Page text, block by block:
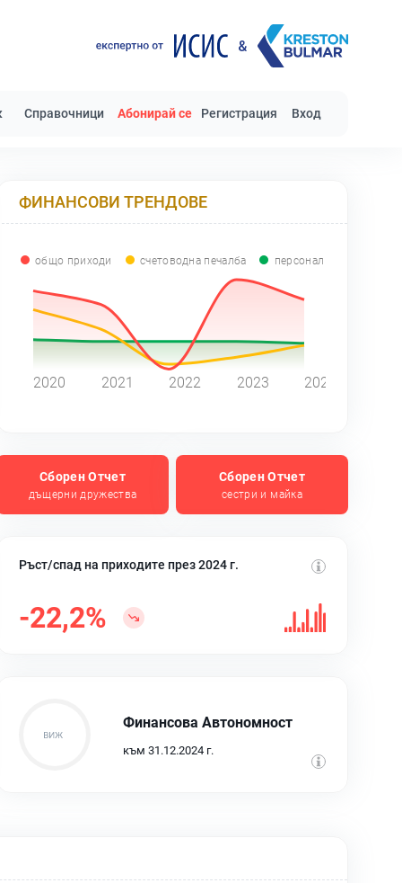
Справочници Абонирай се Регистрация Вход
ФИНАНСОВИ ТРЕНДОВЕ
общо приходи счетоводна печалба персонал
2020 2021 2022 2023 2024
Сборен Отчет
дъщерни дружества
Сборен Отчет
сестри и майка
Ръст/спад на приходите през 2024 г.
-22,2%
Финансова Автономност
към 31.12.2024 г.